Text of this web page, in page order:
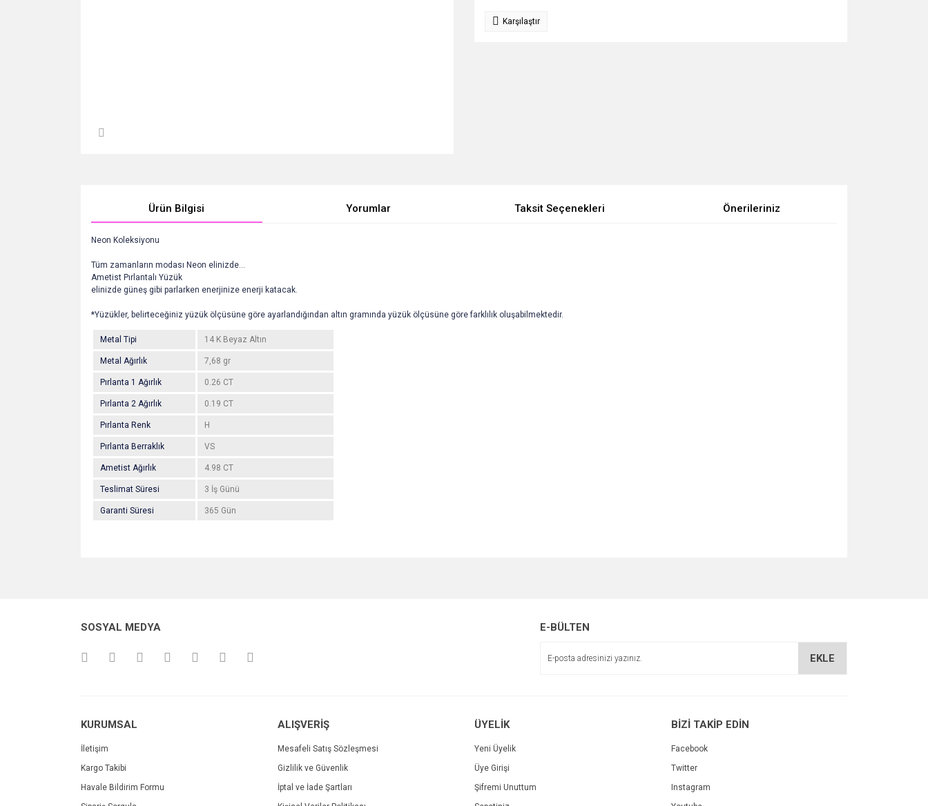
Karşılaştır
Ürün Bilgisi Yorumlar Taksit Seçenekleri Önerileriniz
Neon Koleksiyonu
Tüm zamanların modası Neon elinizde...
Ametist Pırlantalı Yüzük
elinizde güneş gibi parlarken enerjinize enerji katacak.
*Yüzükler, belirteceğiniz yüzük ölçüsüne göre ayarlandığından altın gramında yüzük ölçüsüne göre farklılık oluşabilmektedir.
Metal Tipi 14 K Beyaz Altın
Metal Ağırlık 7,68 gr
Pırlanta 1 Ağırlık 0.26 CT
Pırlanta 2 Ağırlık 0.19 CT
Pırlanta Renk H
Pırlanta Berraklık VS
Ametist Ağırlık 4.98 CT
Teslimat Süresi 3 İş Günü
Garanti Süresi 365 Gün
Ürün açıklamasında eksik bilgiler bulunuyor.
SOSYAL MEDYA E-BÜLTEN
EKLE
KURUMSAL
İletişim
Kargo Takibi
Havale Bildirim Formu
ALIŞVERİŞ
Mesafeli Satış Sözleşmesi
Gizlilik ve Güvenlik
İptal ve İade Şartları
ÜYELİK
Yeni Üyelik
Üye Girişi
Şifremi Unuttum
BİZİ TAKİP EDİN
Facebook
Twitter
Instagram